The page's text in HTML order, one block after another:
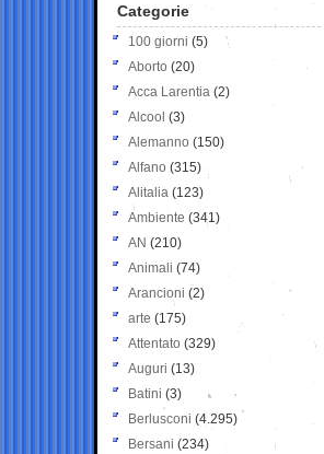
Categorie
100 giorni (5)
Aborto (20)
Acca Larentia (2)
Alcool (3)
Alemanno (150)
Alfano (315)
Alitalia (123)
Ambiente (341)
AN (210)
Animali (74)
Arancioni (2)
arte (175)
Attentato (329)
Auguri (13)
Batini (3)
Berlusconi (4.295)
Bersani (234)